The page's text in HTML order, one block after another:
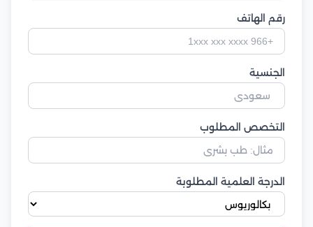
رقم الهاتف
الجنسية
التخصص المطلوب
الدرجة العلمية المطلوبة